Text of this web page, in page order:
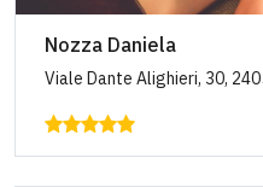
Nozza Daniela
Viale Dante Alighieri, 30,